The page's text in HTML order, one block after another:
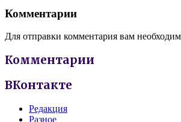
Комментарии
Для отправки комментария вам
Комментарии
ВКонтакте
Редакция
Разное